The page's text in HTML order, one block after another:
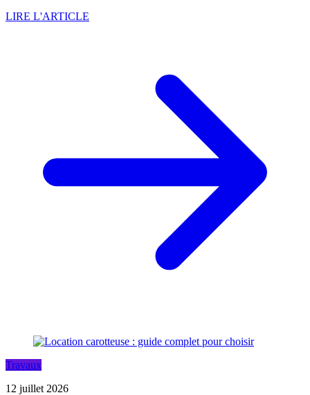
LIRE L'ARTICLE
Travaux
12 juillet 2026